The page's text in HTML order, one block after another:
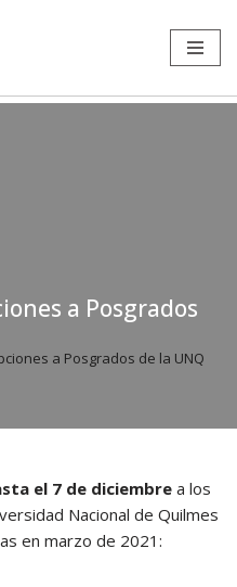
a Posgrados
a Posgrados de la UNQ
el 7 de diciembre a los
Nacional de Quilmes
en marzo de 2021: